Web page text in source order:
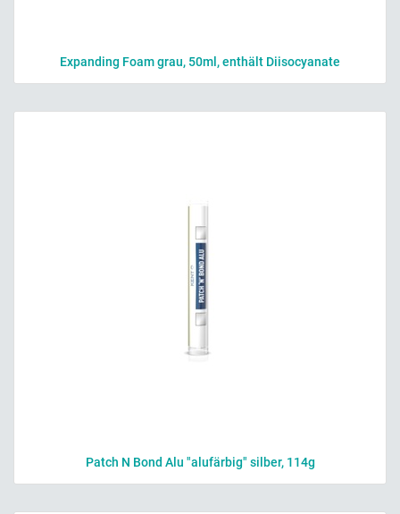
Expanding Foam grau, 50ml, enthält Diisocyanate
Patch N Bond Alu "alufärbig" silber, 114g